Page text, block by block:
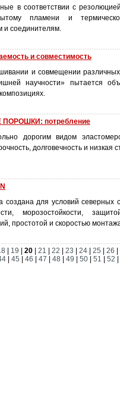
в соответствии с
пламени и
и соединителям.
и совместимость
и совмещении
научности» пытается
потребление
дорогим видом
долговечность и низкая
для условий северных
морозостойкости,
простотой и скоростью
19 20 21 22 23 24 25 26
| 45 46 47 48 49 50| 51 52